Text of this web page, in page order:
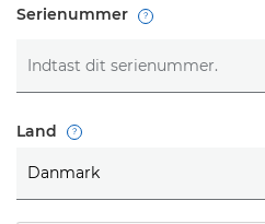
Serienummer Åbn
Land Åbn